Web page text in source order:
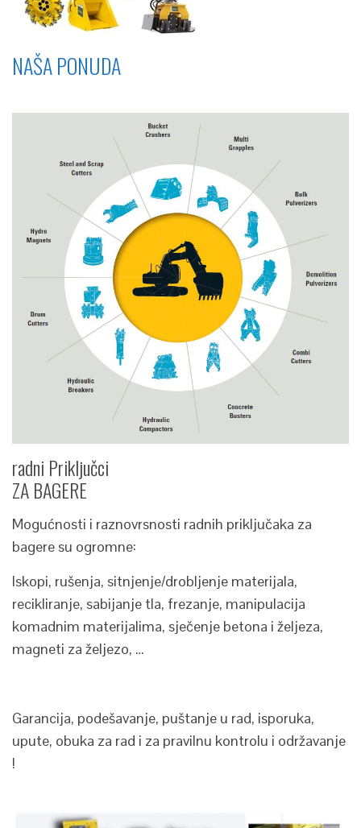
NAŠA PONUDA
radni Priključci
ZA BAGERE
Mogućnosti i raznovrsnosti radnih priključaka za
bagere su ogromne:
Iskopi, rušenja, sitnjenje/drobljenje materijala,
recikliranje, sabijanje tla, frezanje, manipulacija
komadnim materijalima, sječenje betona i željeza,
magneti za željezo, …
Garancija, podešavanje, puštanje u rad, isporuka,
upute, obuka za rad i za pravilnu kontrolu i održavanje
!